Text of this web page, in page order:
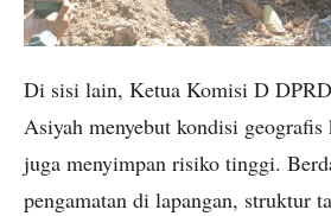
Di sisi lain, Ketua Komisi D
Asiyah menyebut kondisi geografis
juga menyimpan risiko tinggi.
pengamatan di lapangan, struktur